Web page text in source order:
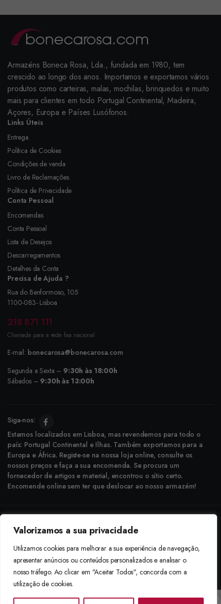
Valorizamos a sua privacidade
Utilizamos cookies para melhorar a sua experiência de navegação,
apresentar anúncios ou conteúdos personalizados e analisar o
nosso tráfego. Ao clicar em "Aceitar Todos", concorda com a
utilização de cookies.
Armazéns Boneca Rosa, Lda., fundada em 1980, tem
crescido ao longo dos anos. Importamos e exportamos vários
produtos como carteiras, malas, mochilas, brinquedos e muito
mais para clientes em todo Portugal Continental, Madeira,
Açores, Europa e Países Lusófonos.
Links Úteis
Entrega
Política de Cookies
Condições de venda
Livro de Reclamações
Política de Privacidade
Conta Pessoal
Encomendas
Conta Pessoal
Lista de Desejos
Descarregamentos
Detalhes da Conta
Precisa de Ajuda ?
Rua do Benformoso, 105
1100-083- Lisboa
218 871 111
Chamada para a rede fixa nacional
E-mail: bonecarosa@bonecarosa.com
Segunda a Sexta – 9:30h às 18:00h
Sábados – 9:30h às 13:00h
Siga-nos:
Estamos localizados em Lisboa, mas revendemos para todo o
país: Portugal Continental e Ilhas. Também exportamos para a
Europa e África. Registe-se na nossa loja online, consulte os
nossos preços e faça a sua encomenda. Se procura um
fornecedor de artigos e material, encontrou o sítio certo.
Encomende online sem ter que deslocar ao nosso armazém!
Aceitamos: Transferência Bancária e Envio à Cobrança